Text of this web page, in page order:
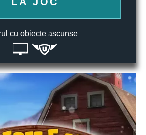
cu obiecte ascunse